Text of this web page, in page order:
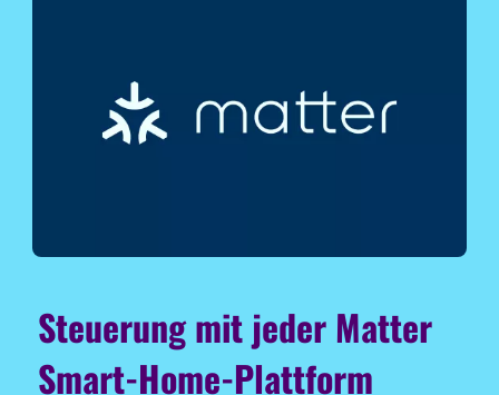
Steuerung mit jeder Matter
Smart-Home-Plattform